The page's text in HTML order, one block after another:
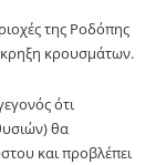
της Ροδόπης
κρουσμάτων.
ότι
θα
και προβλέπει